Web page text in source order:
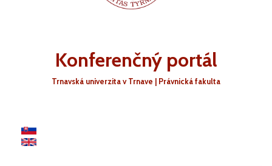
Konferenčný portál
Trnavská univerzita v Trnave | Právnická fakulta